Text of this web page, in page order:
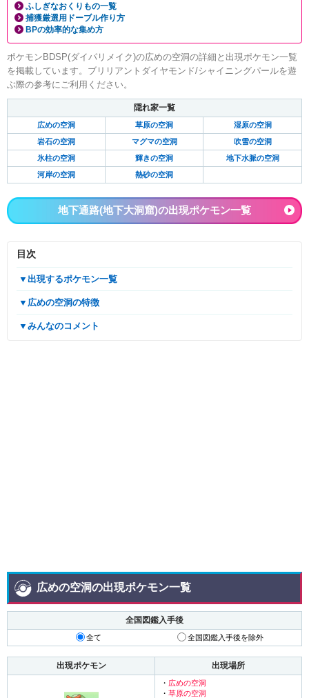
ふしぎなおくりもの一覧
捕獲厳選用ドーブル作り方
BPの効率的な集め方
ポケモンBDSP(ダイパリメイク)の広めの空洞の詳細と出現ポケモン一覧
を掲載しています。ブリリアントダイヤモンド/シャイニングパールを遊
ぶ際の参考にご利用ください。
隠れ家一覧
広めの空洞 草原の空洞
湿原の空洞
岩石の空洞
マグマの空洞
吹雪の空洞
氷柱の空洞
輝きの空洞
地下水脈の空洞
河岸の空洞
熱砂の空洞
地下通路(地下大洞窟)の出現ポケモン一覧
目次
▼出現するポケモン一覧
▼広めの空洞の特徴
▼みんなのコメント
広めの空洞の出現ポケモン一覧
全国図鑑入手後
全て 全国図鑑入手後を除外
出現ポケモン 出現場所
・ 広めの空洞
・ 草原の空洞